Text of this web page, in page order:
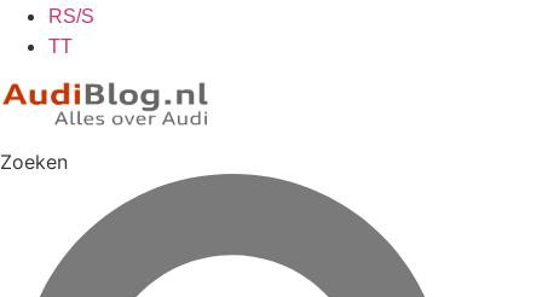
RS/S
TT
Zoeken